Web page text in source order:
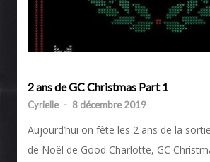
2 ans de GC Christmas Part 1
Cyrielle - 8 décembre 2019
Aujourd’hui on fête les 2 ans de la
de Noël de Good Charlotte, GC